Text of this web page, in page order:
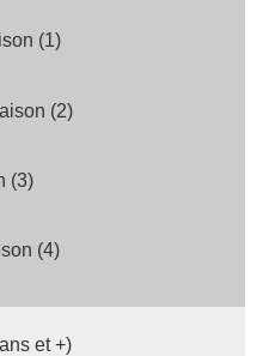
(1)
(2)
(3)
(4)
et +)